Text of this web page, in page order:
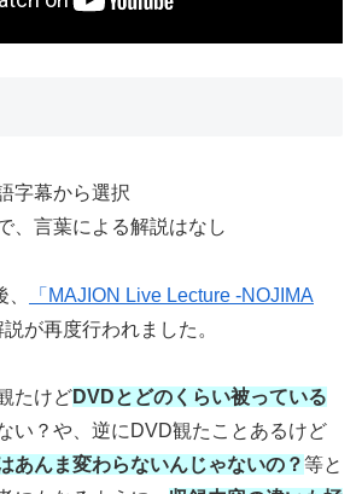
字幕から選択
、言葉による解説はなし
「MAJION Live Lecture -NOJIMA
が再度行われました。
たけどDVDとどのくらい被っている
い？や、逆にDVD観たことあるけど
あんま変わらないんじゃないの？等と